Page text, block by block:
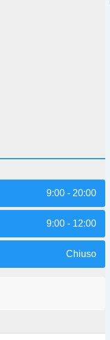
9:00 - 20:00
9:00 - 12:00
Chiuso